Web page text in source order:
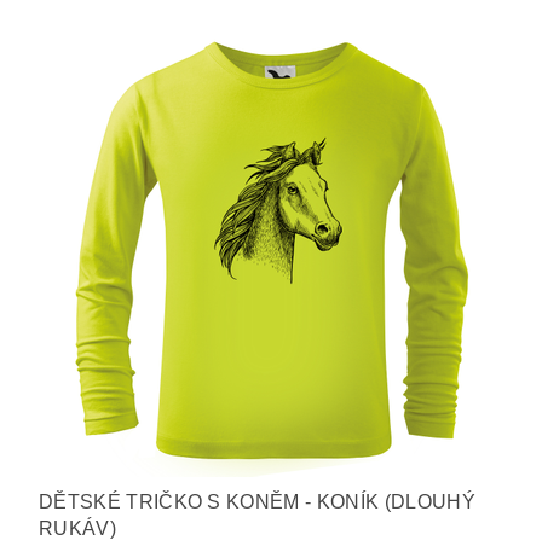
DĚTSKÉ TRIČKO S KONĚM - KONÍK (DLOUHÝ
RUKÁV)